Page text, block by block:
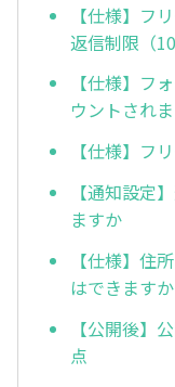
【仕様】フ
返信制限（
【仕様】フ
ウントされ
【仕様】フ
【通知設定
ますか
【仕様】住
はできますか
【公開後】
点